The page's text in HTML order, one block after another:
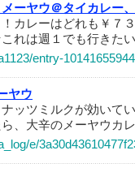
メーヤウ＠タイカレー
カレーはどれも￥７
れは週１でも行きた
entry-
ヤウ
ナッツミルクが効いて
、大辛のメーヤウカ
e/